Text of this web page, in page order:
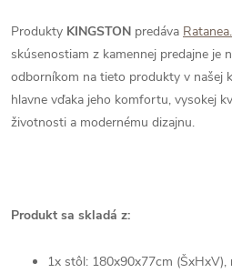
Produkty KINGSTON predáva
skúsenostiam z kamennej predajne je
odborníkom na tieto produkty v našej
hlavne vďaka jeho komfortu, vysokej
životnosti a modernému dizajnu.
Produkt sa skladá z:
1x stôl: 180x90x77cm